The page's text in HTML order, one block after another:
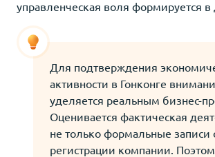
управленческая воля формируется в
Для подтверждения
активности в Гонконге
уделяется реальным бизнес-
Оценивается фактическая
не только формальные записи
регистрации компании.